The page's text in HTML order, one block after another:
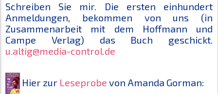
Schreiben Sie mir. Die ersten einhundert
Anmeldungen, bekommen von uns (in
Zusammenarbeit mit dem Hoffmann und
Campe Verlag) das Buch geschickt.
u.altig@media-control.de
Hier zur Leseprobe von Amanda Gorman: